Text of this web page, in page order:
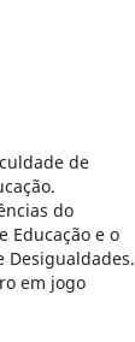
de
do
Educação e o
Desigualdades.
em jogo